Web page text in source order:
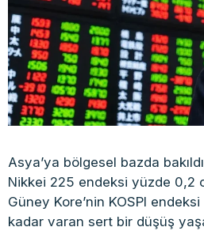
Asya’ya bölgesel bazda
Nikkei 225 endeksi yüzde 0,2
Güney Kore’nin KOSPI
kadar varan sert bir düşüş